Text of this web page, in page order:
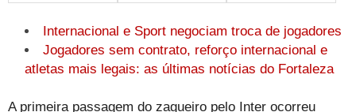
Internacional e Sport negociam troca de jogadores
Jogadores sem contrato, reforço internacional e
atletas mais legais: as últimas notícias do Fortaleza
A primeira passagem do zagueiro pelo Inter ocorreu